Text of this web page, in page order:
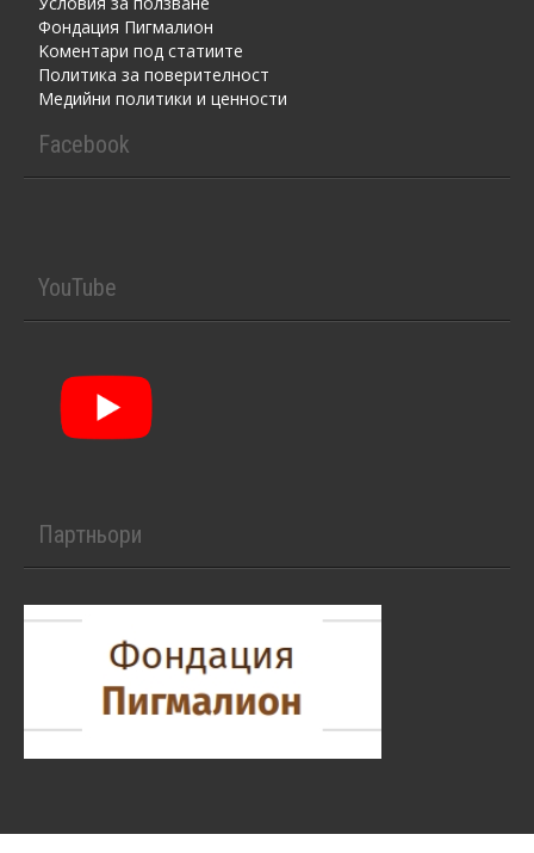
Фондация Пигмалион
Kоментaри под статиите
Политика за поверителност
Медийни политики и ценности
Facebook
YouTube
Партньори